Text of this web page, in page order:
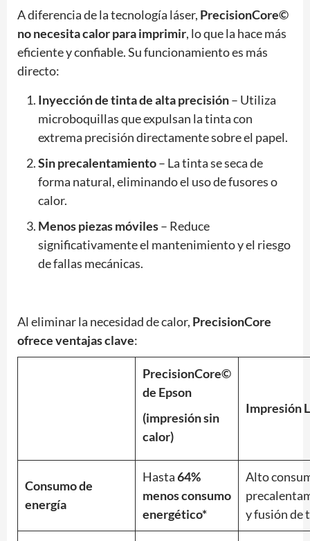
A diferencia de la tecnología láser, PrecisionCore©
no necesita calor para imprimir, lo que la hace más
eficiente y confiable. Su funcionamiento es más
directo:
Inyección de tinta de alta precisión– Utiliza
microboquillas que expulsan la tinta con
extrema precisión directamente sobre el papel.
Sin precalentamiento– La tinta se seca de
forma natural, eliminando el uso de fusores o
calor.
Menos piezas móviles– Reduce
significativamente el mantenimiento y el riesgo
de fallas mecánicas.
Al eliminar la necesidad de calor, PrecisionCore
ofrece ventajas clave:
PrecisionCore©
de Epson
(impresión sin
calor)
Impresión
Consumo de
energía
Hasta64%
menos consumo
energético*
Alto
y fusión de